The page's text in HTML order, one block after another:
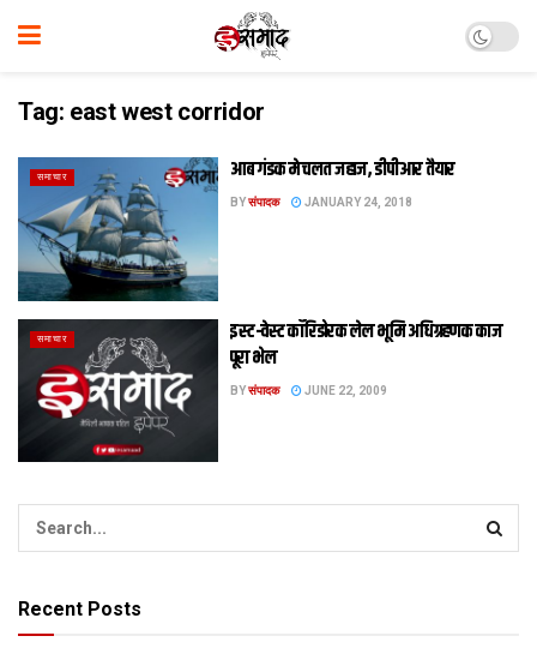
Tag: east west corridor
समाचार आब गंडक मे चलत जहाज, डीपीआर तैयार
BYसंपादक JANUARY 24, 2018
समाचार
इस्ट-वेस्ट कॉरिडोरक लेल भूमि अधिग्रहणक काज
पूरा भेल
BYसंपादक JUNE 22, 2009
Recent Posts